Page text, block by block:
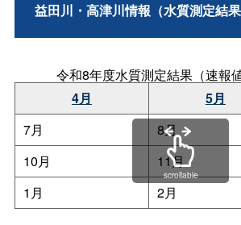
益田川・高津川情報（水質測定結果
令和8年度水質測定結果（速報
4月
5月
7月
8月
10月
11月
1月
2月
scrollable